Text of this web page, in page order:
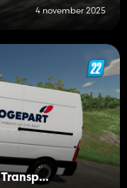
4 november 2025
Renault Master IV - Cogepart Transport